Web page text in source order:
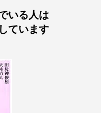
いる人は
ています